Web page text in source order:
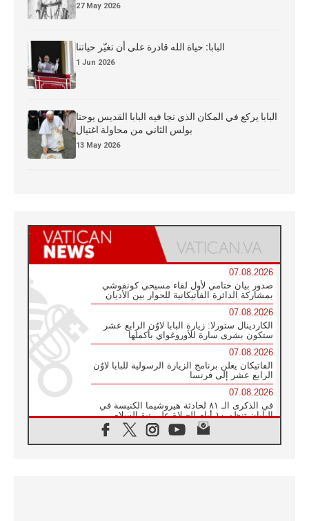
27 May 2026
البابا: حياة الله قادرة على أن تغيّر حياتنا
1 Jun 2026
البابا يركع في المكان الذي نجا فيه البابا القديس يوحنا
بولس الثاني من محاولة اغتيال
13 May 2026
07.08.2026
صدور بيان ختامي لأول لقاء مسيحي كونفوشي
بمشاركة الدائرة الفاتيكانية للحوار بين الأديان
07.08.2026
الكاردينال ستورلا: زيارة البابا لاوُن الرابع عشر
ستكون بشرى سارة للأوروغواي بأكملها
07.08.2026
الفاتيكان يعلن برنامج الزيارة الرسولية للبابا لاوُن
الرابع عشر إلى فرنسا
07.08.2026
في الذكرى الـ ٨١ لحادثة هيروشيما الكنيسة في
اليابان تنظم ١٠ أيام للصلاة على نية السلام
الكنيسة في الأوروغواي: زيارة البابا ستعزز